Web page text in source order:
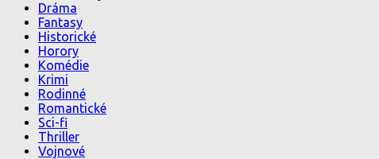
Dráma
Fantasy
Historické
Horory
Komédie
Krimi
Rodinné
Romantické
Sci-fi
Thriller
Vojnové